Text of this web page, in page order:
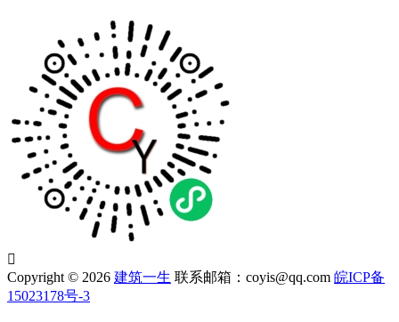

Copyright © 2026 建筑一生 联系邮箱：coyis@qq.com 皖ICP备
15023178号-3